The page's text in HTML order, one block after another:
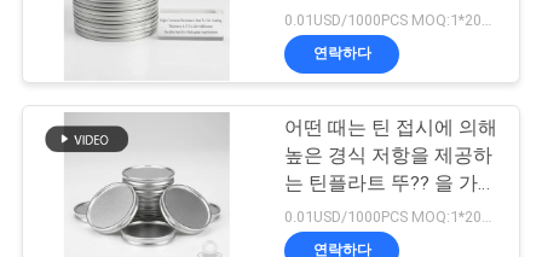
사
주석 도금 강판
5
로 내구성 있음
0.01USD/1000PCS MOQ:1*20GP
연락하다
어떤 때는 틴 접시에 의해
높은 경식 저항을 제공하
는 틴플라트 뚜?? 을 가지
고 있습니다.
연락하다